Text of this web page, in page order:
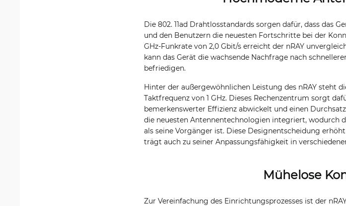
Die 802. 11ad Drahtlosstandards sorgen dafür, dass das
und den Benutzern die neuesten Fortschritte bei der
GHz-Funkrate von 2,0 Gbit/s erreicht der nRAY
kann das Gerät die wachsende Nachfrage nach
befriedigen.
Hinter der außergewöhnlichen Leistung des nRAY steht
Taktfrequenz von 1 GHz. Dieses Rechenzentrum sorgt
bemerkenswerter Effizienz abwickelt und einen
die neuesten Antennentechnologien integriert, wodurch
als seine Vorgänger ist. Diese Designentscheidung
trägt auch zu seiner Anpassungsfähigkeit in
Mühelose
Zur Vereinfachung des Einrichtungsprozesses ist der